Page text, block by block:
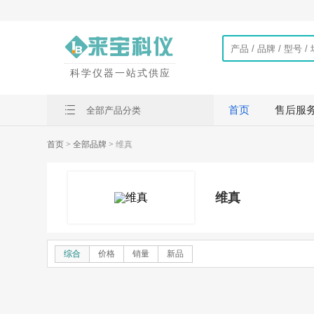
科学仪器一站式供应
全部产品分类 首页 售后服
首页 > 全部品牌 > 维真
维真
综合 价格 销量 新品